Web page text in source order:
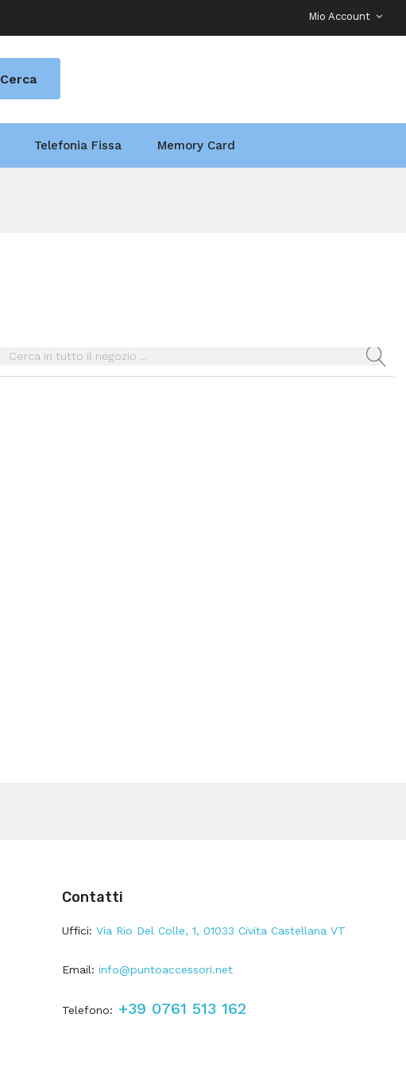
Mio Account
Cerca
Telefonia Fissa Memory Card
Contatti
Uffici: Via Rio Del Colle, 1, 01033 Civita Castellana VT
Email: info@puntoaccessori.net
Telefono: +39 0761 513 162